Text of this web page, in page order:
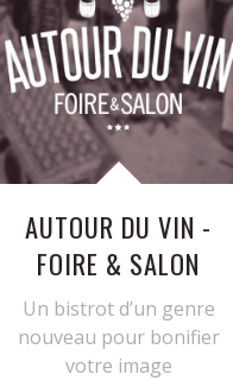
AUTOUR DU VIN -
FOIRE & SALON
Un bistrot d’un genre
nouveau pour bonifier
votre image